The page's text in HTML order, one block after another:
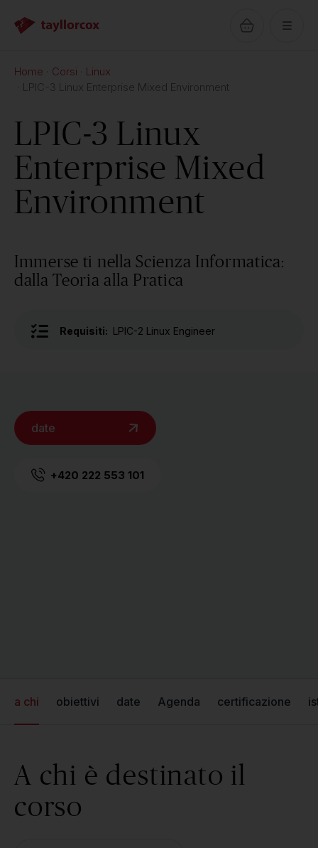
Home Corsi
Linux
LPIC-3 Linux Enterprise Mixed Environment
LPIC-3 Linux
Enterprise Mixed
Environment
Immerse ti nella Scienza Informatica:
dalla Teoria alla Pratica
Requisiti: LPIC-2 Linux Engineer
date
+420 222 553 101
a chi obiettivi date Agenda certificazione
A chi è destinato il
corso